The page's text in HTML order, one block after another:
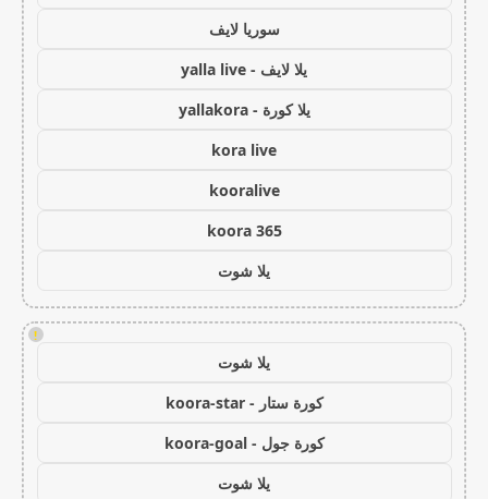
سوريا لايف
يلا لايف - yalla live
يلا كورة - yallakora
kora live
kooralive
koora 365
يلا شوت
!
يلا شوت
كورة ستار - koora-star
كورة جول - koora-goal
يلا شوت